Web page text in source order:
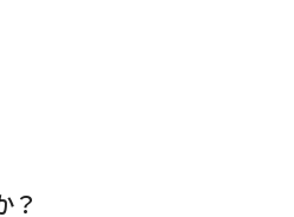
？